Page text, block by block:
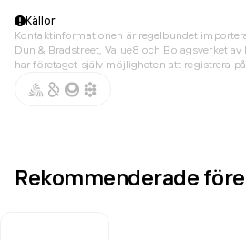
Källor
Kontaktinformationen är regelbundet
Dun & Bradstreet, Value8 och Bolagsverket
har företaget själv möjligheten att registrera
Rekommenderade